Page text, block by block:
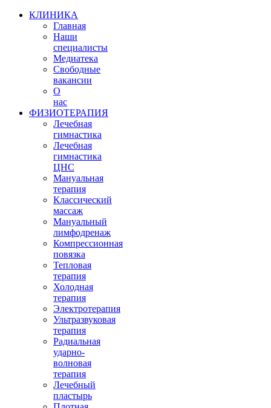
КЛИНИКА
Главная
Наши
специалисты
Медиатека
Свободные
вакансии
О
нас
ФИЗИОТЕРАПИЯ
Лечебная
гимнастика
Лечебная
гимнастика
ЦНС
Мануальная
терапия
Классический
массаж
Мануальный
лимфодренаж
Компрессионная
повязка
Тепловая
терапия
Холодная
терапия
Электротерапия
Ультразвуковая
терапия
Радиальная
ударно-
волновая
терапия
Лечебный
пластырь